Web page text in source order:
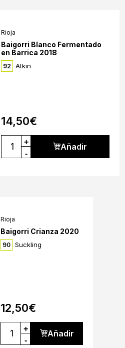
Rioja
Baigorri Blanco Fermentado
en Barrica 2018
92 Atkin
14,50€
+
-
Añadir
Rioja
Baigorri Crianza 2020
90 Suckling
12,50€
+
-
Añadir